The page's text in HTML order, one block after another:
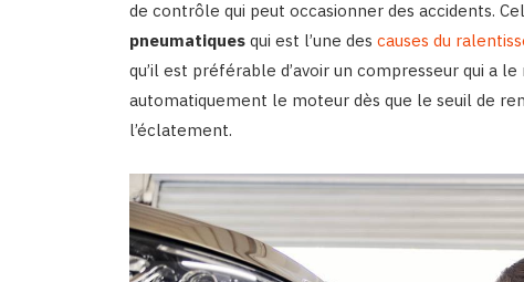
de contrôle qui peut occasionner des accidents.
pneumatiquesqui est l’une des causes du
qu’il est préférable d’avoir un compresseur qui a
automatiquement le moteur dès que le seuil de
l’éclatement.